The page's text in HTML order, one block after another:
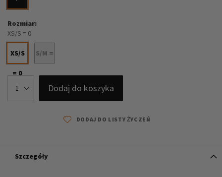
Rozmiar
XS/S = 0
XS/S
= 0
S/M =
Dodaj do koszyka
DODAJ DO LISTY ŻYCZEŃ
Szczegóły